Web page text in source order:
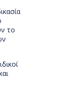
το